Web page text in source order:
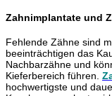
Zahnimplantate und
Fehlende Zähne sind
beeinträchtigen das
Nachbarzähne und
Kieferbereich führen.
hochwertigste und